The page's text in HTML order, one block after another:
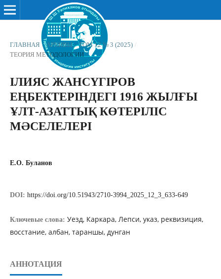
ГЛАВНАЯ / АРХИВЫ / ТОМ 12 № 3 (2025) /
ТЕОРИЯ МЕТОДОЛОГИИ
ІЛИЯС ЖАНСҮГІРОВ
ЕҢБЕКТЕРІНДЕГІ 1916 ЖЫЛҒЫ
ҰЛТ-АЗАТТЫҚ КӨТЕРІЛІС
МӘСЕЛЕЛЕРІ
Е.О. Буланов
DOI: https://doi.org/10.51943/2710-3994_2025_12_3_633-649
Ключевые слова: Уезд, Каркара, Лепси, указ, реквизиция,
восстание, албан, тараншы, дунган
АННОТАЦИЯ